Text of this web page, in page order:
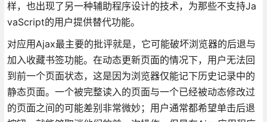
样，也出现了另一种辅助程序设计的技术，为那些不支持Ja
vaScript的用户提供替代功能。
对应用Ajax最主要的批评就是，它可能破坏浏览器的后退与
加入收藏书签功能。在动态更新页面的情况下，用户无法回
到前一个页面状态，这是因为浏览器仅能记下历史记录中的
静态页面。一个被完整读入的页面与一个已经被动态修改过
的页面之间的可能差别非常微妙；用户通常都希望单击后退